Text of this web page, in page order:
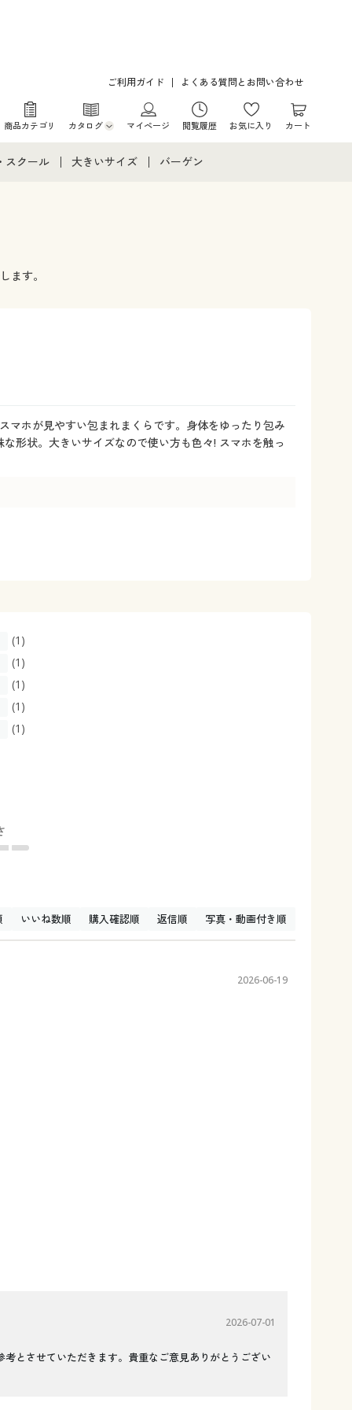
ご利用ガイド よくある質問とお問い合わせ
商品カテゴリ カタログ
カタログ・チラシからのご注文
マイページ 閲覧履歴 お気に入り カート
ト
スクール
学生服
ア・ティーンズ下着
大きいサイズ バーゲン
ます。
マホが見やすい包まれまくらです。身体をゆったり包み
形状。大きいサイズなので使い方も色々! スマホを触っ
(1)
(1)
(1)
(1)
(1)
いいね数順 購入確認順 返信順 写真・動画付き順
2026-06-19
2026-07-01
とさせていただきます。貴重なご意見ありがとうござい